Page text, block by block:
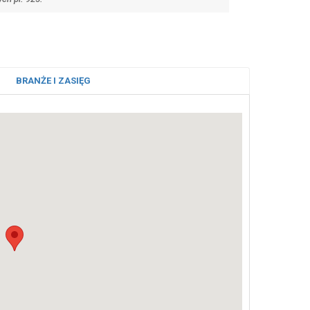
BRANŻE I ZASIĘG